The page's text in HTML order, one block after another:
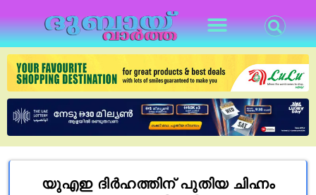
യുഎഇ ദിർഹത്തിന് പുതിയ ചിഹ്നം